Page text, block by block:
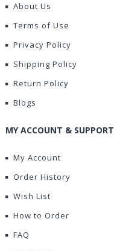
About Us
Terms of Use
Privacy Policy
Shipping Policy
Return Policy
Blogs
MY ACCOUNT & SUPPORT
My Account
Order History
Wish List
How to Order
FAQ